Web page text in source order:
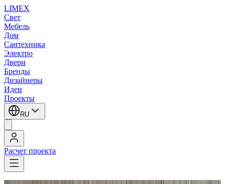
LIMEX
Свет
Мебель
Дом
Сантехника
Электро
Двери
Бренды
Дизайнеры
Идеи
Проекты
RU
Расчет проекта